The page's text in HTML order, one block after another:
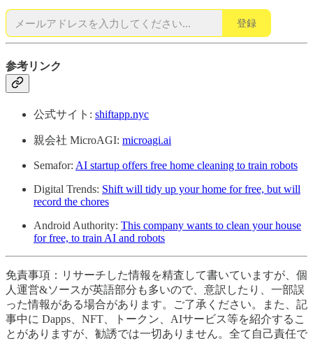
登録
参考リンク
公式サイト: shiftapp.nyc
親会社 MicroAGI: microagi.ai
Semafor: AI startup offers free home cleaning to train robots
Digital Trends: Shift will tidy up your home for free, but will
record the chores
Android Authority: This company wants to clean your house
for free, to train AI and robots
免責事項：リサーチした情報を精査して書いていますが、個
人運営&ソースが英語部分も多いので、意訳したり、一部誤
った情報がある場合があります。ご了承ください。また、記
事中に Dapps、NFT、トークン、AIサービス等を紹介するこ
とがありますが、勧誘では一切ありません。全て自己責任で